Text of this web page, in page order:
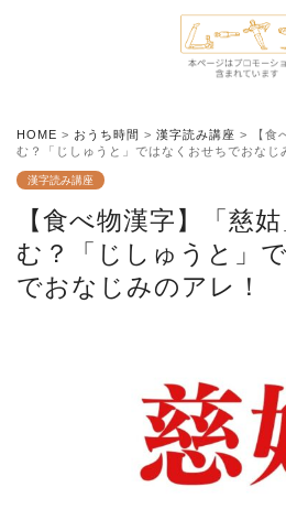
HOME > おうち時間 > 漢字読み講座 >
【
む？「じしゅうと」ではなくおせちでおなじ
漢字読み講座
【食べ物漢字】「慈
む？「じしゅうと」
でおなじみのアレ！